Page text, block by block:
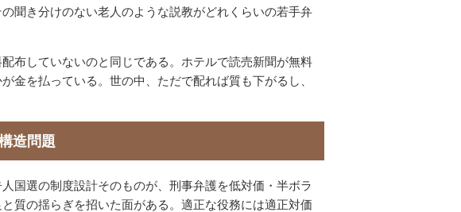
聞き分けのない老人のような説教がどれくらいの若手弁
布していないのと同じである。ホテルで読売新聞が無料
金を払っている。世の中、ただで配れば質も下がるし、
造問題
国選の制度設計そのものが、刑事弁護を低対価・半ボラ
質の揺らぎを招いた面がある。適正な役務には適正対価